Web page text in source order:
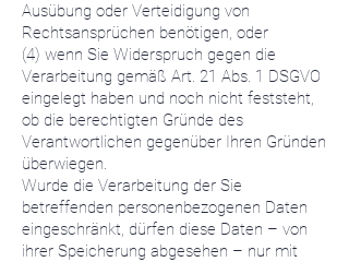
Ausübung oder Verteidigung von
Rechtsansprüchen benötigen, oder
(4) wenn Sie Widerspruch gegen die
Verarbeitung gemäß Art. 21 Abs. 1 DSGVO
eingelegt haben und noch nicht feststeht,
ob die berechtigten Gründe des
Verantwortlichen gegenüber Ihren Gründen
überwiegen.
Wurde die Verarbeitung der Sie
betreffenden personenbezogenen Daten
eingeschränkt, dürfen diese Daten – von
ihrer Speicherung abgesehen – nur mit